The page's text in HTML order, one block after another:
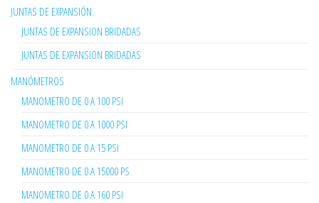
JUNTAS DE EXPANSIÓN
JUNTAS DE EXPANSION BRIDADAS
JUNTAS DE EXPANSION BRIDADAS
MANÓMETROS
MANOMETRO DE 0 A 100 PSI
MANOMETRO DE 0 A 1000 PSI
MANOMETRO DE 0 A 15 PSI
MANOMETRO DE 0 A 15000 PS
MANOMETRO DE 0 A 160 PSI